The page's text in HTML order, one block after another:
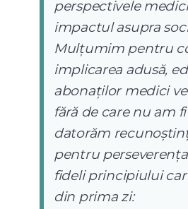
perspectivele
impactul asupra
Mulțumim pentru
implicarea adusă,
abonaților medici
fără de care nu am
datorăm
pentru
fideli principiului
din prima zi: